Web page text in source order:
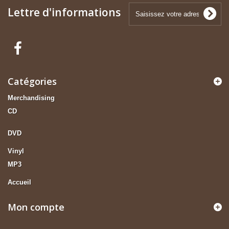
Lettre d'informations
Catégories
Merchandising
CD
DVD
Vinyl
MP3
Accueil
Mon compte